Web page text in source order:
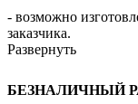
- возможно
заказчика.
Развернуть
БЕЗНАЛИЧНЫЙ